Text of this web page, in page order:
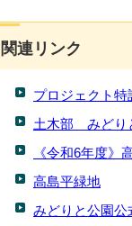
関連リンク
プロジェクト特
土木部 みどり
《令和6年度》
高島平緑地
みどりと公園公